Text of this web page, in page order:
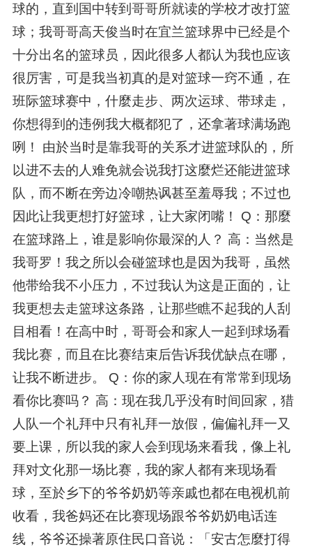
球的，直到国中转到哥哥所就读的学校才改打篮
球；我哥哥高天俊当时在宜兰篮球界中已经是个
十分出名的篮球员，因此很多人都认为我也应该
很厉害，可是我当初真的是对篮球一窍不通，在
班际篮球赛中，什麼走步、两次运球、带球走，
你想得到的违例我大概都犯了，还拿著球满场跑
咧！ 由於当时是靠我哥的关系才进篮球队的，所
以进不去的人难免就会说我打这麼烂还能进篮球
队，而不断在旁边冷嘲热讽甚至羞辱我；不过也
因此让我更想打好篮球，让大家闭嘴！ Q：那麼
在篮球路上，谁是影响你最深的人？ 高：当然是
我哥罗！我之所以会碰篮球也是因为我哥，虽然
他带给我不小压力，不过我认为这是正面的，让
我更想去走篮球这条路，让那些瞧不起我的人刮
目相看！在高中时，哥哥会和家人一起到球场看
我比赛，而且在比赛结束后告诉我优缺点在哪，
让我不断进步。 Q：你的家人现在有常常到现场
看你比赛吗？ 高：现在我几乎没有时间回家，猎
人队一个礼拜中只有礼拜一放假，偏偏礼拜一又
要上课，所以我的家人会到现场来看我，像上礼
拜对文化那一场比赛，我的家人都有来现场看
球，至於乡下的爷爷奶奶等亲戚也都在电视机前
收看，我爸妈还在比赛现场跟爷爷奶奶电话连
线，爷爷还操著原住民口音说：「安古怎麼打得